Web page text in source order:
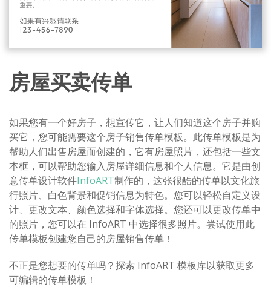
房屋买卖传单
如果您有一个好房子，想宣传它，让人们知道这个房子并购
买它，您可能需要这个房子销售传单模板。此传单模板是为
帮助人们出售房屋而创建的，它有房屋照片，还包括一些文
本框，可以帮助您输入房屋详细信息和个人信息。它是由创
意传单设计软件InfoART制作的，这张很酷的传单以文化旅
行照片、白色背景和促销信息为特色。您可以轻松自定义设
计、更改文本、颜色选择和字体选择。您还可以更改传单中
的照片，您可以在 InfoART 中选择很多照片。尝试使用此
传单模板创建您自己的房屋销售传单！
不正是您想要的传单吗？探索 InfoART 模板库以获取更多
可编辑的传单模板！